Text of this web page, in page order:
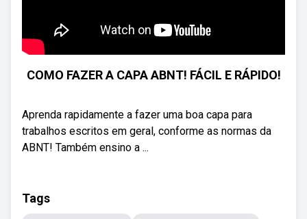
COMO FAZER A CAPA ABNT! FÁCIL E RÁPIDO!
Aprenda rapidamente a fazer uma boa capa para
trabalhos escritos em geral, conforme as normas da
ABNT! Também ensino a ...
Tags